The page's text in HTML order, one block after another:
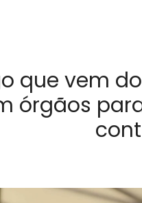
que vem
órgãos